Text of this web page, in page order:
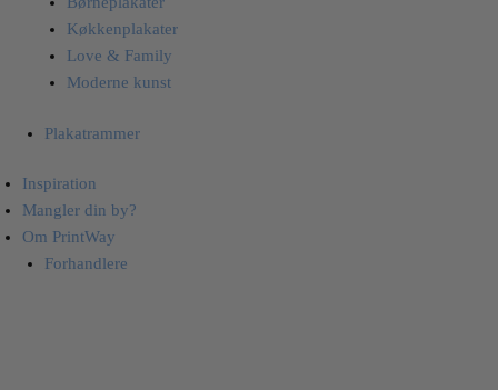
Køkkenplakater
Love & Family
Moderne kunst
Plakatrammer
Inspiration
Mangler din by?
Om PrintWay
Forhandlere